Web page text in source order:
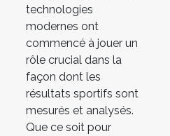
technologies
modernes ont
commencé à jouer un
rôle crucial dans la
façon dont les
résultats sportifs sont
mesurés et analysés.
Que ce soit pour